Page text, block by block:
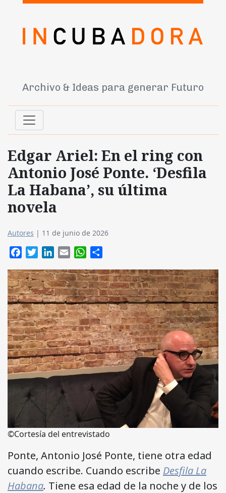
Archivo & Ideas para generar Futuro
Edgar Ariel: En el ring con
Antonio José Ponte. ‘Desfila
La Habana’, su última
novela
Autores | 11 de junio de 2026
FacebookTwitterLinkedIn
Email WhatsApp
©Cortesía del entrevistado
Ponte, Antonio José Ponte, tiene otra edad
cuando escribe. Cuando escribe Desfila La
Habana. Tiene esa edad de la noche y de los